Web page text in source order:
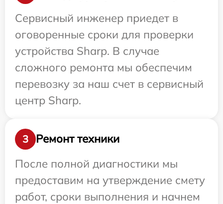
Сервисный инженер приедет в
оговоренные сроки для проверки
устройства Sharp. В случае
сложного ремонта мы обеспечим
перевозку за наш счет в сервисный
центр Sharp.
3
Ремонт техники
После полной диагностики мы
предоставим на утверждение смету
работ, сроки выполнения и начнем